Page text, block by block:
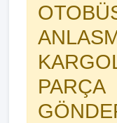
PARÇA